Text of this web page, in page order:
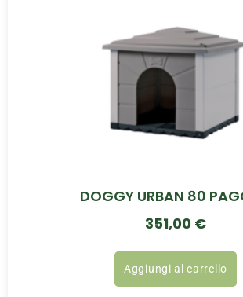
DOGGY URBAN 80
351,00 €
Aggiungi al carrello